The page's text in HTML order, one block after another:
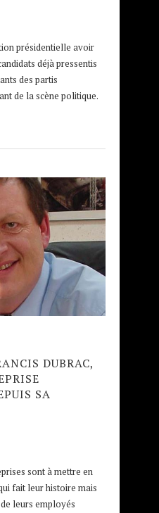
présidentielle avoir
déjà pressentis
des partis
de la scène politique.
DUBRAC,
SA
sont à mettre en
fait leur histoire mais
leurs employés